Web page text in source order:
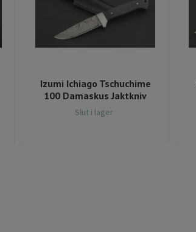
Izumi Ichiago Tschuchime
100 Damaskus Jaktkniv
Slut i lager